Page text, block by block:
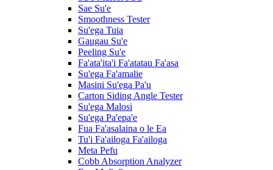
Sae Su'e
Smoothness Tester
Su'ega Tuia
Gaugau Su'e
Peeling Su'e
Fa'ata'ita'i Fa'atatau Fa'asa
Su'ega Fa'amalie
Masini Su'ega Pa'u
Carton Siding Angle Tester
Su'ega Malosi
Su'ega Pa'epa'e
Fua Fa'asalaina o le Ea
Tu'i Fa'ailoga Fa'ailoga
Meta Pefu
Cobb Absorption Analyzer